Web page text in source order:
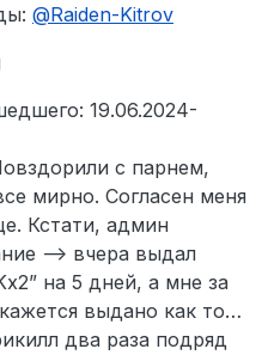
@Raiden-Kitrov
19.06.2024-
с парнем,
мирно. Согласен меня
Кстати, админ
--> вчера выдал
на 5 дней, а мне за
выдано как то…
два раза подряд